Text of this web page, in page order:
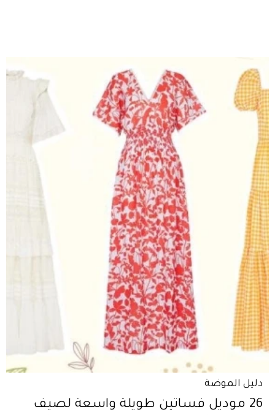
دليل الموضة
26 موديل فساتين طويلة واسعة لصيف